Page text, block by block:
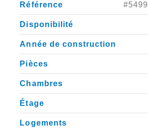
Référence
Disponibilité
Année de construction
Pièces
Chambres
Étage
Logements